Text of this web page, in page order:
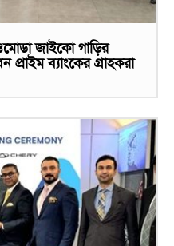
জাইকো গাড়ির
প্রাইম ব্যাংকের গ্রাহকরা